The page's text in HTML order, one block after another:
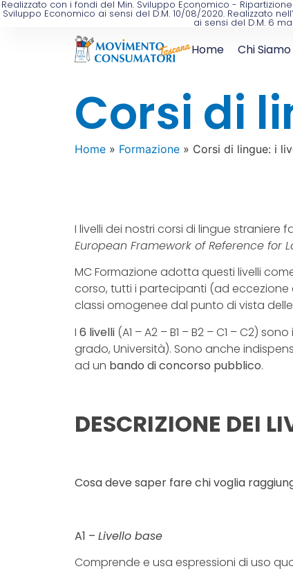
Realizzato con i fondi del Min. Sviluppo Economico -
Sviluppo Economico ai sensi del D.M. 10/08/2020. Realizzato
ai sensi del D.M. 6
Home Chi Siamo
Corsi di
Home» Formazione» Corsi di lingue: i
I livelli dei nostri corsi di lingue straniere
European Framework of Reference for
MC Formazione adotta questi livelli
corso, tutti i partecipanti (ad
classi omogenee dal punto di vista
I 6 livelli(A1 – A2 – B1 – B2 – C1 – C2)
grado, Università). Sono anche
ad un bando di concorso pubblico.
DESCRIZIONE DEI
Cosa deve saper fare chi voglia
A1 – Livello base
Comprende e usa espressioni di uso